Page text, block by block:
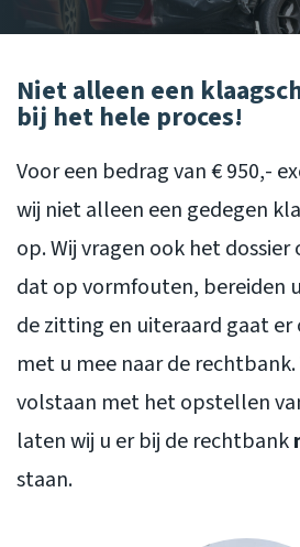
Niet alleen een
bij het hele proces!
Voor een bedrag van € 950,-
wij niet alleen een gedegen
op. Wij vragen ook het dossier
dat op vormfouten, bereiden
de zitting en uiteraard gaat er
met u mee naar de
volstaan met het opstellen
laten wij u er bij de rechtbank
staan.